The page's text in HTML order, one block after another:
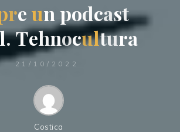
re un podcast
l.Tehnocultura
21/10/2022
Costica